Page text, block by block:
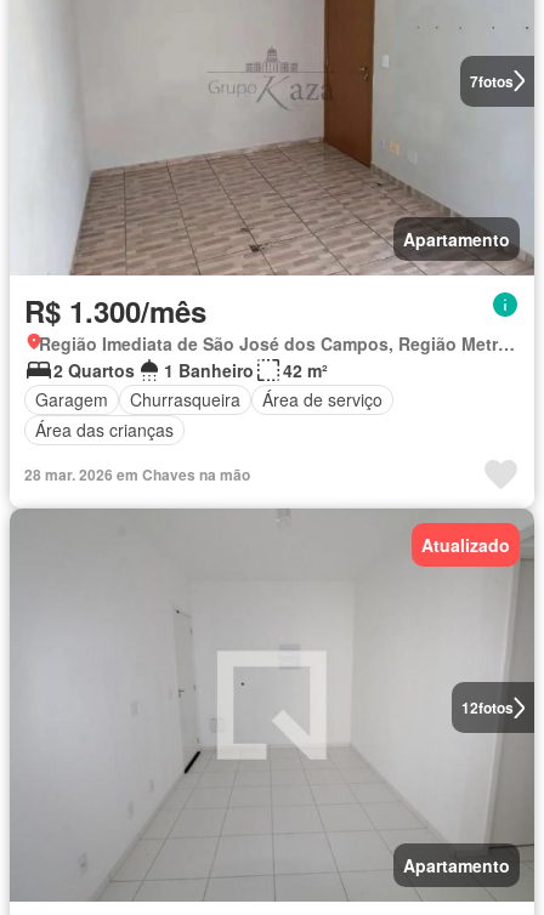
7fotos
Apartamento
R$ 1.300/mês
Região Imediata de São José dos Campos, Região Metropolitana do Vale do Paraíba e Litoral Norte
2 Quartos
1 Banheiro
42 m²
Garagem
Churrasqueira
Área de serviço
Área das crianças
28 mar. 2026 em Chaves na mão
12fotos
Atualizado
Apartamento